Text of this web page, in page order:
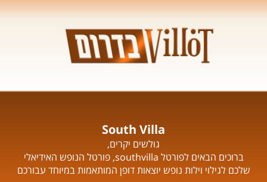
South Villa
גולשים יקרים,
ברוכים הבאים לפורטל southvilla, פורטל הנופש האידיאלי
שלכם לגילוי וילות נופש יוצאות דופן המותאמות במיוחד עבורכם